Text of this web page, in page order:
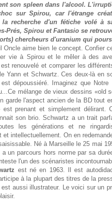
son spleen dans l'alcool.
sur Spirou, car l'étrange
la recherche d'un fétiche volé à
Prés, Spirou et Fantasio se
chercheurs d'uranium qui
Oncle aime bien le concept. Confier
vie à Spirou et le mêler à des
est renouvelé et comparer les
Yann et Schwartz. Ces deux-là en
est dépoussiéré. Imaginez que
mélange de vieux dessins «old
garde l'aspect ancien de la BD tout
est prenant et simplement délirant.
son brio. Schwartz a un trait
les générations et ne
et intellectuellement. On en
Né à Marseille le 25 mai
a un parcours hors norme par sa
l'un des scénaristes
est né en 1963. Il est
à la plupart des titres de la
aussi illustrateur. Le voici sur un